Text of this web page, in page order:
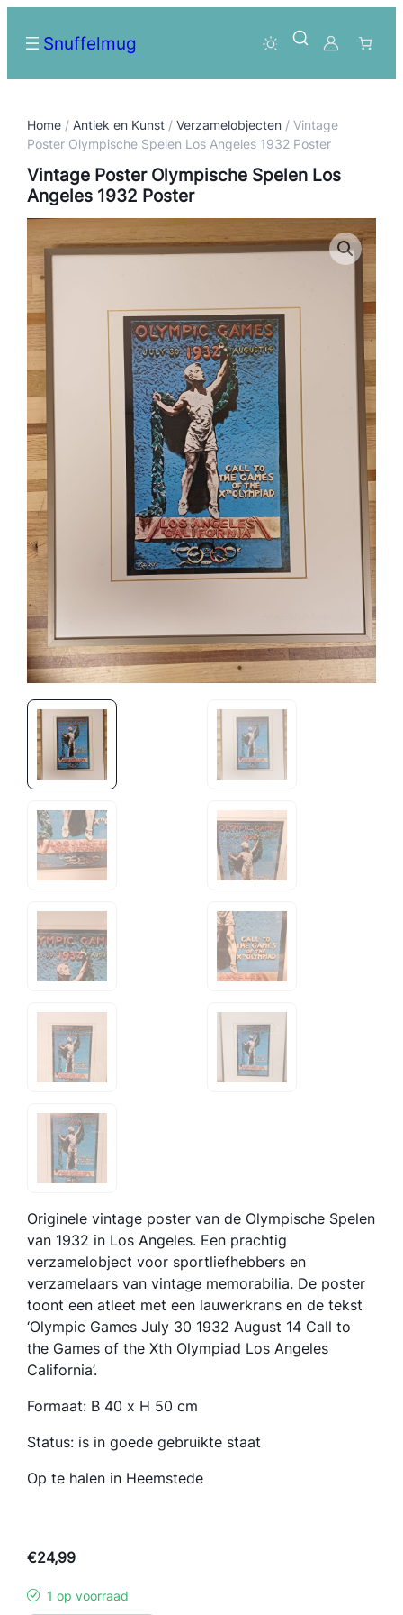
Snuffelmug
Home / Antiek en Kunst /Verzamelobjecten / Vintage
Poster Olympische Spelen Los Angeles 1932 Poster
Vintage Poster Olympische Spelen Los
Angeles 1932 Poster
Originele vintage poster van de Olympische Spelen
van 1932 in Los Angeles. Een prachtig
verzamelobject voor sportliefhebbers en
verzamelaars van vintage memorabilia. De poster
toont een atleet met een lauwerkrans en de tekst
‘Olympic Games July 30 1932 August 14 Call to
the Games of the Xth Olympiad Los Angeles
California’.
Formaat: B 40 x H 50 cm
Status: is in goede gebruikte staat
Op te halen in Heemstede
€24,99
1 op voorraad